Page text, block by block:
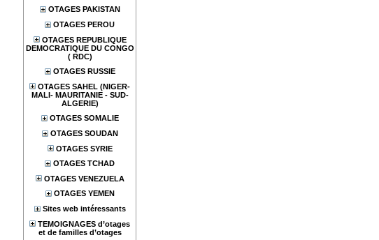
OTAGES PAKISTAN
OTAGES PEROU
OTAGES REPUBLIQUE
DEMOCRATIQUE DU CONGO
( RDC)
OTAGES RUSSIE
OTAGES SAHEL (NIGER-
MALI- MAURITANIE - SUD-
ALGERIE)
OTAGES SOMALIE
OTAGES SOUDAN
OTAGES SYRIE
OTAGES TCHAD
OTAGES VENEZUELA
OTAGES YEMEN
Sites web intéressants
TEMOIGNAGES d’otages
et de familles d’otages